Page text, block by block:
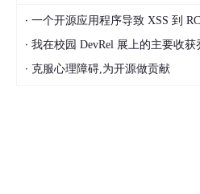
· 一个开源应用程序导致 XSS 到
· 我在校园 DevRel 展上的主要收获
· 克服心理障碍,为开源做贡献